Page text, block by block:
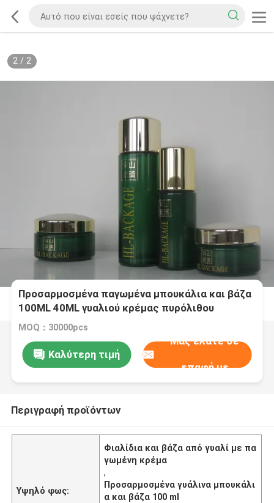
2/ 2
Προσαρμοσμένα παγωμένα μπουκάλια και βάζα
100ML 40ML γυαλιού κρέμας πυρόλιθου
καλλυντικά
MOQ：30000pcs
Καλύτερη τιμή
Μας ελάτε σε
επαφή με
Περιγραφή προϊόντων
Υψηλό φως:
Φιαλίδια και βάζα από γυαλί με πα
γωμένη κρέμα
,
Προσαρμοσμένα γυάλινα μπουκάλι
α και βάζα 100 ml